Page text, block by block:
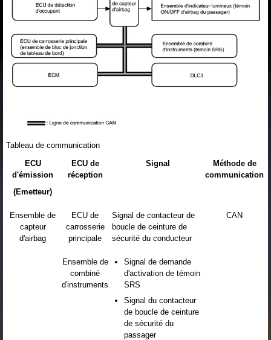
Tableau de communication
ECU
d'émission
(Emetteur)
ECU de
réception
Signal
Méthode de
communication
Ensemble de
capteur
d'airbag
ECU de
carrosserie
principale
Signal de contacteur de
boucle de ceinture de
sécurité du conducteur
CAN
Ensemble de
combiné
d'instruments
Signal de demande
d'activation de témoin
SRS
Signal du contacteur
de boucle de ceinture
de sécurité du
passager